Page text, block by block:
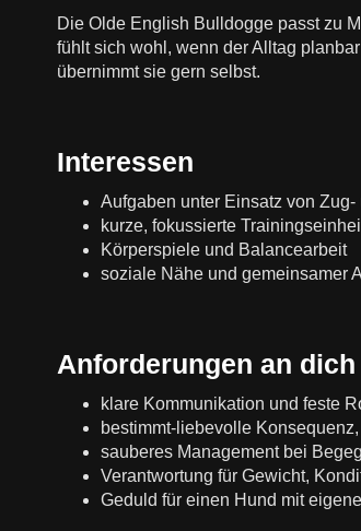
Die Olde English Bulldogge passt zu
fühlt sich wohl, wenn der Alltag
übernimmt sie gern selbst.
Interessen
Aufgaben unter Einsatz von
kurze, fokussierte
Körperspiele und Balancearbeit
soziale Nähe und gemeinsamer
Anforderungen an dich
klare Kommunikation und feste
bestimmt-liebevolle
sauberes Management bei
Verantwortung für Gewicht,
Geduld für einen Hund mit